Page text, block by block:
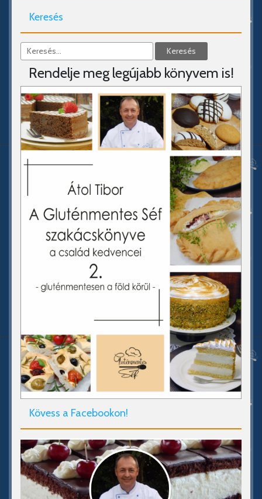
Keresés
Rendelje meg legújabb könyvem is!
Kövess a Facebookon!